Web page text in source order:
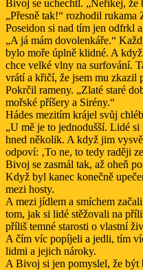
Bivoj se uchechtl. „Neříkej, že
„Přesně tak!“ rozhodil rukama
Poseidon si nad tím jen odfrkl
„A já mám dovolenkáře.“
bylo moře úplně klidné. A
chce velké vlny na surfování.
vrátí a křičí, že jsem mu zkazil
Pokrčil rameny. „Zlaté staré
mořské příšery a Sirény.“
Hádes mezitím krájel svůj
„U mě je to jednodušší. Lidé
hned několik. A když jim
odpoví: ‚To ne, to tedy raději
Bivoj se zasmál tak, až oheň
Když byl kanec konečně
mezi hosty.
A mezi jídlem a smíchem
tom, jak si lidé stěžovali na
příliš temné starosti o vlastní
A čím víc popíjeli a jedli, tím
lidmi a jejich nároky.
A Bivoj si jen pomyslel, že být